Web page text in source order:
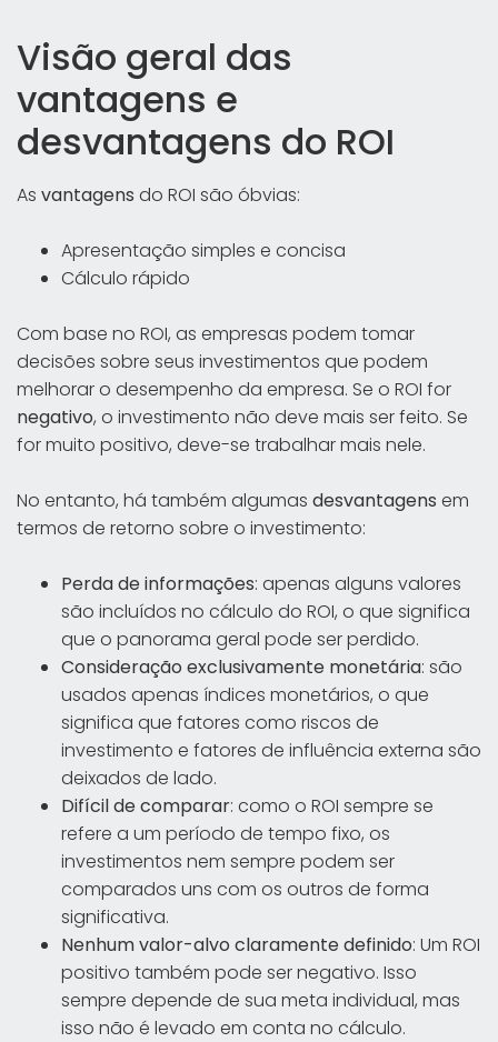
Visão geral das
vantagens e
desvantagens do ROI
As vantagens do ROI são óbvias:
Apresentação simples e concisa
Cálculo rápido
Com base no ROI, as empresas podem tomar
decisões sobre seus investimentos que podem
melhorar o desempenho da empresa. Se o ROI for
negativo, o investimento não deve mais ser feito. Se
for muito positivo, deve-se trabalhar mais nele.
No entanto, há também algumas desvantagens em
termos de retorno sobre o investimento:
Perda de informações: apenas alguns valores
são incluídos no cálculo do ROI, o que significa
que o panorama geral pode ser perdido.
Consideração exclusivamente monetária: são
usados apenas índices monetários, o que
significa que fatores como riscos de
investimento e fatores de influência externa são
deixados de lado.
Difícil de comparar: como o ROI sempre se
refere a um período de tempo fixo, os
investimentos nem sempre podem ser
comparados uns com os outros de forma
significativa.
Nenhum valor-alvo claramente definido: Um ROI
positivo também pode ser negativo. Isso
sempre depende de sua meta individual, mas
isso não é levado em conta no cálculo.